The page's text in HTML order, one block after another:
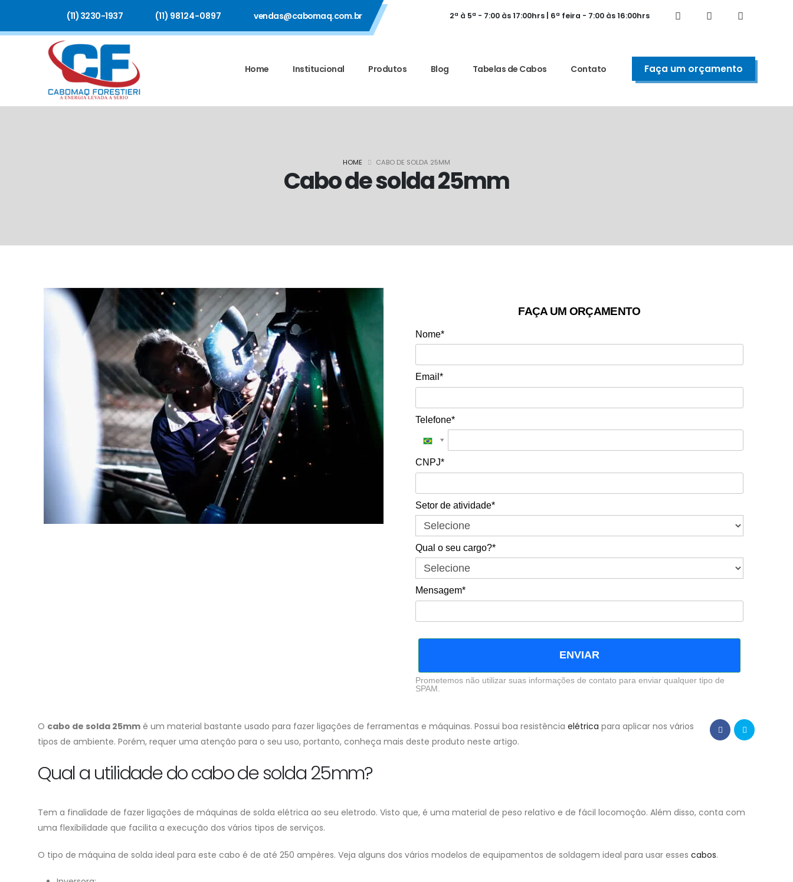
(11) 3230-1937 (11) 98124-0897 vendas@cabomaq.com.br 2ª à 5ª - 7:00 às 17:00hrs | 6ª feira - 7:00 às 16:00hrs
Home Institucional Produtos Blog Tabelas de Cabos Contato Faça um orçamento
Cabo de solda 25mm
HOME CABO DE SOLDA 25MM
FAÇA UM ORÇAMENTO
Nome*
Email*
Telefone*
CNPJ*
Setor de atividade*
Qual o seu cargo?*
Mensagem*
ENVIAR
Prometemos não utilizar suas informações de contato para enviar qualquer tipo de
SPAM.
O cabo de solda 25mm é um material bastante usado para fazer ligações de ferramentas e máquinas. Possui boa resistência elétrica para aplicar nos vários
tipos de ambiente. Porém, requer uma atenção para o seu uso, portanto, conheça mais deste produto neste artigo.
Qual a utilidade do cabo de solda 25mm?
Tem a finalidade de fazer ligações de máquinas de solda elétrica ao seu eletrodo. Visto que, é uma material de peso relativo e de fácil locomoção. Além disso, conta com
uma flexibilidade que facilita a execução dos vários tipos de serviços.
O tipo de máquina de solda ideal para este cabo é de até 250 ampères. Veja alguns dos vários modelos de equipamentos de soldagem ideal para usar esses cabos.